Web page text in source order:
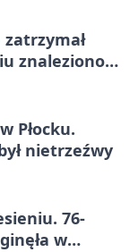
znaleziono
Płocku.
nietrzeźwy
76-
w